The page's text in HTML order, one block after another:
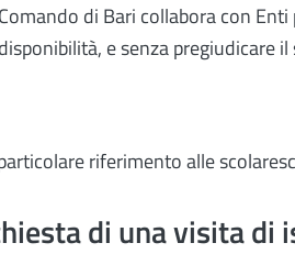
di Bari collabora con
e senza pregiudicare
riferimento alle
di una visita di